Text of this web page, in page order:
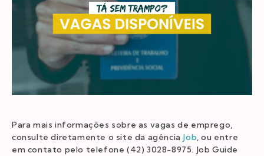
Para mais informações sobre as vagas de emprego,
consulte diretamente o site da agência Job, ou entre
em contato pelo telefone (42) 3028-8975. Job Guide